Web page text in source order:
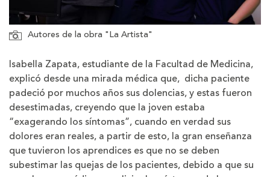
Autores de la obra "La Artista"
Isabella Zapata, estudiante de la Facultad de Medicina,
explicó desde una mirada médica que, dicha paciente
padeció por muchos años sus dolencias, y estas fueron
desestimadas, creyendo que la joven estaba
“exagerando los síntomas”, cuando en verdad sus
dolores eran reales, a partir de esto, la gran enseñanza
que tuvieron los aprendices es que no se deben
subestimar las quejas de los pacientes, debido a que su